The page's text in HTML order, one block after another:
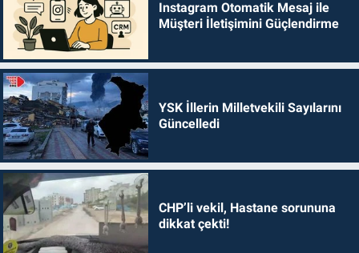
Instagram Otomatik Mesaj ile
Müşteri İletişimini Güçlendirme
YSK İllerin Milletvekili Sayılarını
Güncelledi
CHP’li vekil, Hastane sorununa
dikkat çekti!